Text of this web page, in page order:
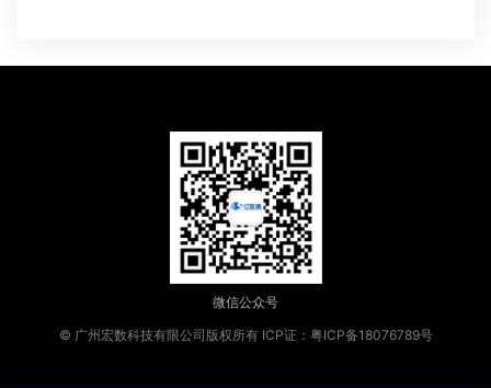
微信公众号
© 广州宏数科技有限公司版权所有 ICP证：粤ICP备18076789号